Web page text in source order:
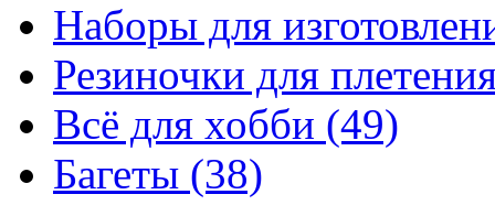
Наборы для
Резиночки для
Всё для хобби (49)
Багеты (38)